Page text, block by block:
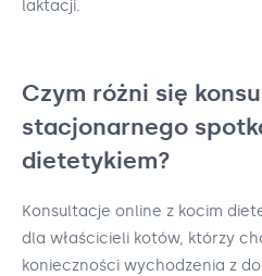
laktacji.
Czym różni się
stacjonarnego
dietetykiem?
Konsultacje online z kocim
dla właścicieli kotów, którzy
konieczności wychodzenia z